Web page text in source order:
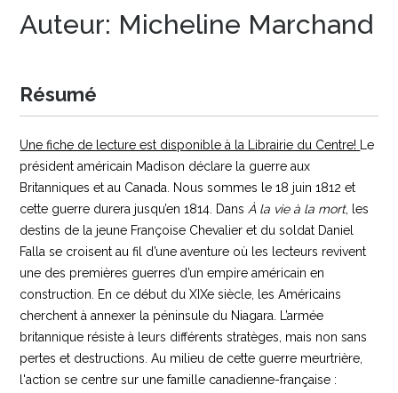
Auteur: Micheline Marchand
Résumé
Une fiche de lecture est disponible à la Librairie du Centre!
Le
président américain Madison déclare la guerre aux
Britanniques et au Canada. Nous sommes le 18 juin 1812 et
cette guerre durera jusqu’en 1814. Dans À la vie à la mort, les
destins de la jeune Françoise Chevalier et du soldat Daniel
Falla se croisent au fil d’une aventure où les lecteurs revivent
une des premières guerres d’un empire américain en
construction. En ce début du XIXe siècle, les Américains
cherchent à annexer la péninsule du Niagara. L’armée
britannique résiste à leurs différents stratèges, mais non sans
pertes et destructions. Au milieu de cette guerre meurtrière,
l'action se centre sur une famille canadienne-française :